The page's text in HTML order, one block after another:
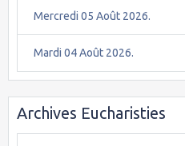
Mercredi 05 Août 2026.
Mardi 04 Août 2026.
Archives Eucharisties